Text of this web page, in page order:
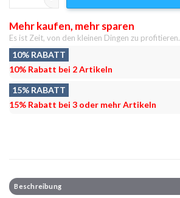
Mehr kaufen, mehr sparen
Es ist Zeit, von den kleinen Dingen zu profitieren.
10% RABATT
10% Rabatt bei 2 Artikeln
15% RABATT
15% Rabatt bei 3 oder mehr Artikeln
Beschreibung